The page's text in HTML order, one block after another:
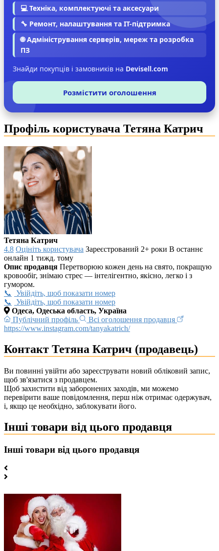
💻 Техніка, комплектуючі та аксесуари
🔧 Ремонт, налаштування та IT-підтримка
🌐 Адміністрування серверів, мереж та розробка
ПЗ
Знайди покупців і замовників на Devisell.com
Розмістити оголошення
Профіль користувача Тетяна Катрич
Тетяна Катрич
4.8 Оцініть користувача Зареєстрований 2+ роки В останнє
онлайн 1 тижд. тому
Опис продавця Перетворюю кожен день на свято, покращую
кровообіг, знімаю стрес — інтелігентно, якісно, легко і з
гумором.
Увійдіть, щоб показати номер
Увійдіть, щоб показати номер
Одеса, Одеська область, Україна
Публічний профіль
Всі оголошення продавця
https://www.instagram.com/tanyakatrich/
Контакт Тетяна Катрич (продавець)
Ви повинні увійти або зареєструвати новий обліковий запис,
щоб зв'язатися з продавцем.
Щоб захистити від заборонених заходів, ми можемо
перевірити ваше повідомлення, перш ніж отримає одержувач,
і, якщо це необхідно, заблокувати його.
Інші товари від цього продавця
Інші товари від цього продавця